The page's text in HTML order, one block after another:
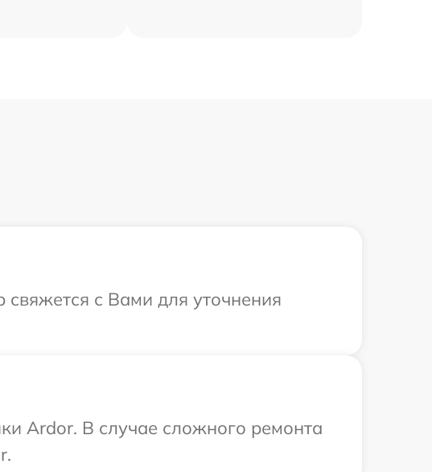
свяжется с Вами для уточнения
Ardor. В случае сложного ремонта